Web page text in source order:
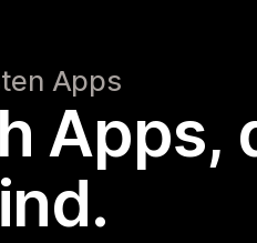
Apps
Apps,